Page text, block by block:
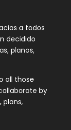
a todos
decidido
planos,
all those
by
plans,